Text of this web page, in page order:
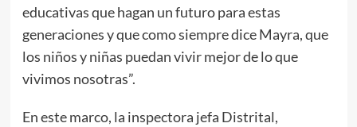
educativas que hagan un futuro para estas
generaciones y que como siempre dice Mayra, que
los niños y niñas puedan vivir mejor de lo que
vivimos nosotras”.
En este marco, la inspectora jefa Distrital,